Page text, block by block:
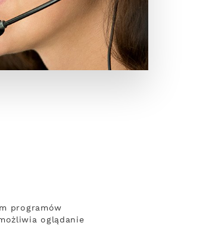
programów
oglądanie